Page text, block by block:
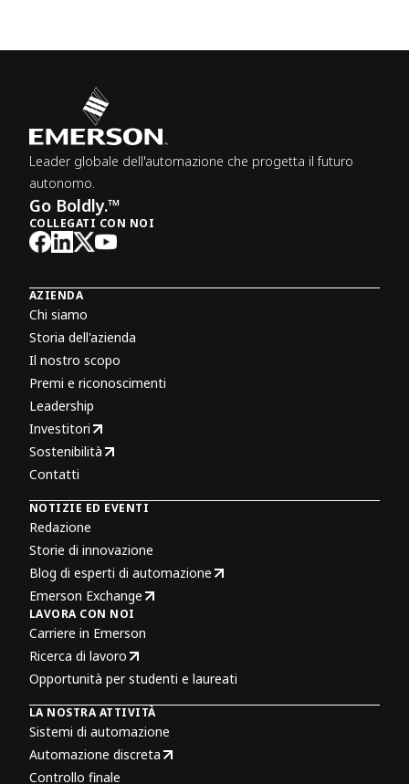
Leader globale dell'automazione che progetta il futuro
autonomo.
Go Boldly.™
COLLEGATI CON NOI
AZIENDA
Chi siamo
Storia dell'azienda
Il nostro scopo
Premi e riconoscimenti
Leadership
Investitori
Sostenibilità
Contatti
NOTIZIE ED EVENTI
Redazione
Storie di innovazione
Blog di esperti di automazione
Emerson Exchange
LAVORA CON NOI
Carriere in Emerson
Ricerca di lavoro
Opportunità per studenti e laureati
LA NOSTRA ATTIVITÀ
Sistemi di automazione
Automazione discreta
Controllo finale